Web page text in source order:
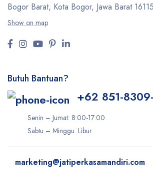
Bogor Barat, Kota Bogor, Jawa Barat 16115
Show on map
Butuh Bantuan?
+62 851-
Senin – Jumat: 8:00-17:00
Sabtu – Minggu: Libur
marketing@jatiperkasamandiri.com